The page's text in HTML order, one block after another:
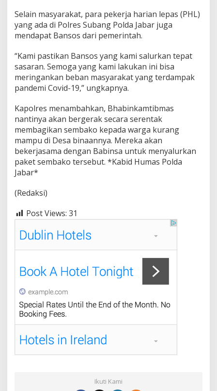
Selain masyarakat, para pekerja harian lepas (PHL)
yang ada di Polres Subang Polda Jabar juga
mendapat Bansos dari pemerintah.
“Kami pastikan Bansos yang kami salurkan tepat
sasaran. Semoga yang kami lakukan ini bisa
meringankan beban masyarakat yang terdampak
pandemi Covid-19,” ungkapnya.
Kapolres menambahkan, Bhabinkamtibmas
nantinya akan bergerak secara serentak
membagikan sembako kepada warga kurang
mampu di Desa binaannya. Mereka akan
bekerjasama dengan Babinsa untuk menyalurkan
paket sembako tersebut. *Kabid Humas Polda
Jabar*
(Redaksi)
Post Views: 31
Ikuti Kami